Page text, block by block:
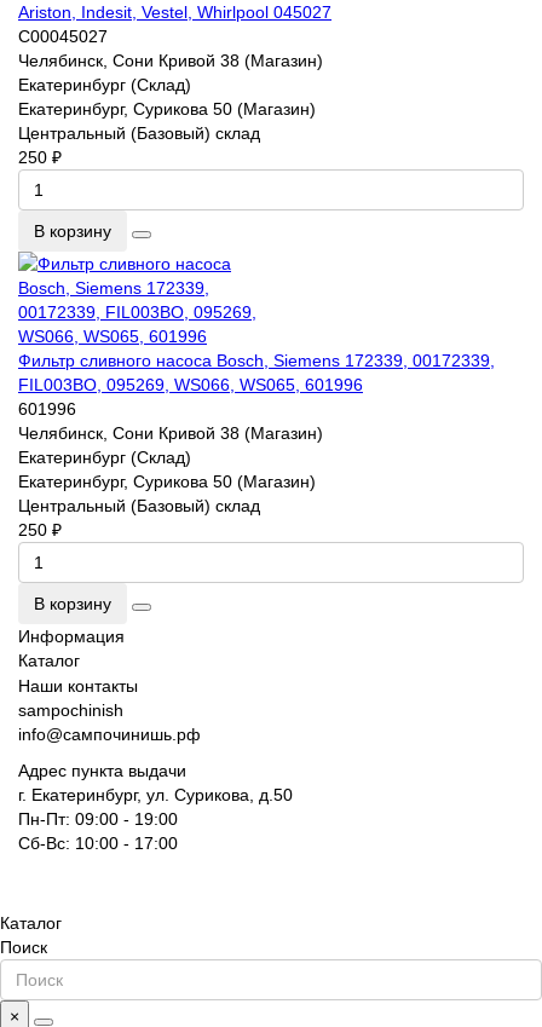
Ariston, Indesit, Vestel, Whirlpool 045027
C00045027
Челябинск, Сони Кривой 38 (Магазин)
Екатеринбург (Склад)
Екатеринбург, Сурикова 50 (Магазин)
Центральный (Базовый) склад
250 ₽
В корзину
Фильтр сливного насоса Bosch, Siemens 172339, 00172339,
FIL003BO, 095269, WS066, WS065, 601996
601996
Челябинск, Сони Кривой 38 (Магазин)
Екатеринбург (Склад)
Екатеринбург, Сурикова 50 (Магазин)
Центральный (Базовый) склад
250 ₽
В корзину
Информация
Каталог
Наши контакты
sampochinish
info@сампочинишь.рф
Адрес пункта выдачи
г. Екатеринбург, ул. Сурикова, д.50
Пн-Пт: 09:00 - 19:00
Сб-Вс: 10:00 - 17:00
Каталог
Поиск
×